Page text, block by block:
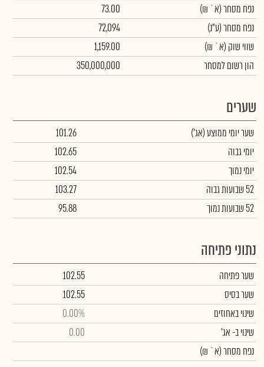
נפח מסחר(א` ₪)
73.00
נפח מסחר(ע"נ)
72,094
שווי שוק (א` ₪)
1,159.00
הון רשום למסחר
350,000,000
שערים
שער יומי ממוצע(אג')
101.26
יומי גבוה
102.65
יומי נמוך
102.54
52 שבועות גבוה
103.27
52 שבועות נמוך
95.88
נתוני פתיחה
שער פתיחה
102.55
שער בסיס
102.55
שינוי באחוזים
0.00%
שינויב- אג'
0.00
נפח מסחר(א` ₪)